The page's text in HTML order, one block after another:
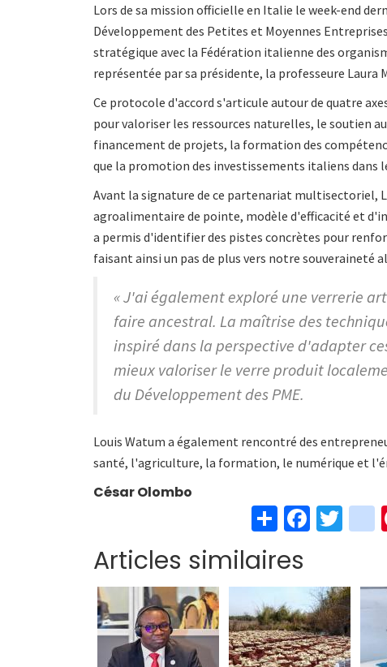
Lors de sa mission officielle en Italie le week-end
Développement des Petites et Moyennes
stratégique avec la Fédération italienne des
représentée par sa présidente, la professeure Laura
Ce protocole d'accord s'articule autour de quatre
pour valoriser les ressources naturelles, le soutien
financement de projets, la formation des
que la promotion des investissements italiens dans
Avant la signature de ce partenariat multisectoriel,
agroalimentaire de pointe, modèle d'efficacité et
a permis d'identifier des pistes concrètes pour
faisant ainsi un pas de plus vers notre souveraineté
« J'ai également exploré une verrerie
faire ancestral. La maîtrise des
inspiré dans la perspective d'adapter
mieux valoriser le verre produit
du Développement des PME.
Louis Watum a également rencontré des
santé, l'agriculture, la formation, le numérique et
César Olombo
S
h
ar
e
Fa
ce
o
o
k
T
wi
er
Articles similaires